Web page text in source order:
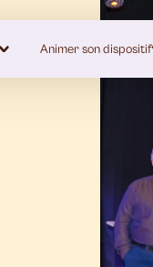
Animer son dispositif